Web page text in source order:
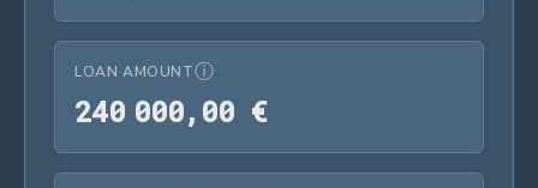
LOAN AMOUNTⓘ
240 000, 00 €240 000,00 €